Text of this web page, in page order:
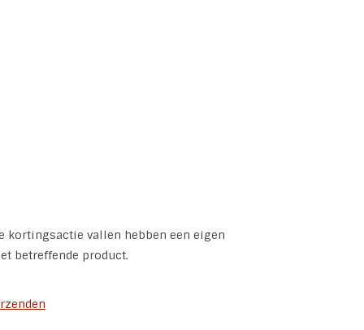
kortingsactie vallen hebben een eigen
betreffende product.